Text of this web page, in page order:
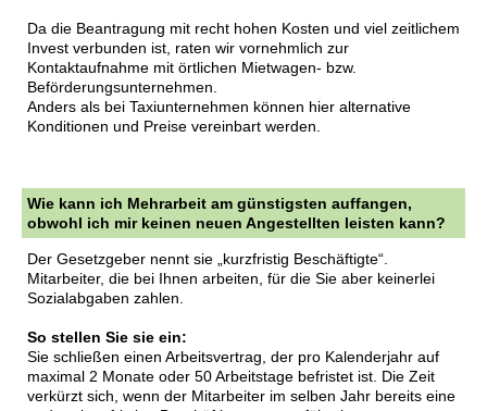
Da die Beantragung mit recht hohen Kosten und viel zeitlichem
Invest verbunden ist, raten wir vornehmlich zur
Kontaktaufnahme mit örtlichen Mietwagen- bzw.
Beförderungsunternehmen.
Anders als bei Taxiunternehmen können hier alternative
Konditionen und Preise vereinbart werden.
Wie kann ich Mehrarbeit am günstigsten auffangen,
obwohl ich mir keinen neuen Angestellten leisten kann?
Der Gesetzgeber nennt sie „kurzfristig Beschäftigte“.
Mitarbeiter, die bei Ihnen arbeiten, für die Sie aber keinerlei
Sozialabgaben zahlen.
So stellen Sie sie ein:
Sie schließen einen Arbeitsvertrag, der pro Kalenderjahr auf
maximal 2 Monate oder 50 Arbeitstage befristet ist. Die Zeit
verkürzt sich, wenn der Mitarbeiter im selben Jahr bereits eine